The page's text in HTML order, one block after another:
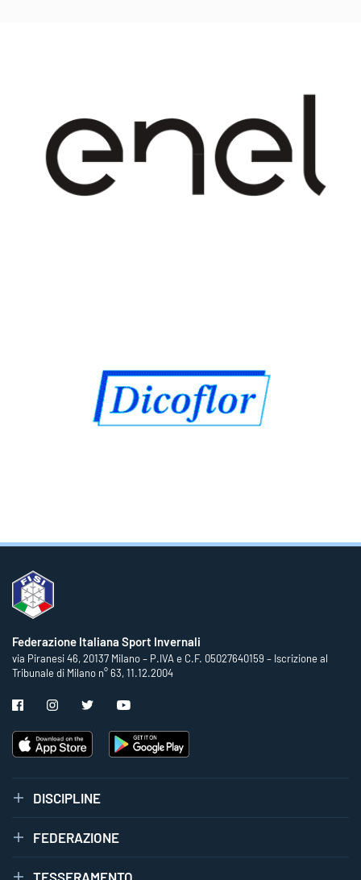
Federazione Italiana Sport Invernali
via Piranesi 46, 20137 Milano – P.IVA e C.F. 05027640159 – Iscrizione al
Tribunale di Milano n° 63, 11.12.2004
DISCIPLINE
FEDERAZIONE